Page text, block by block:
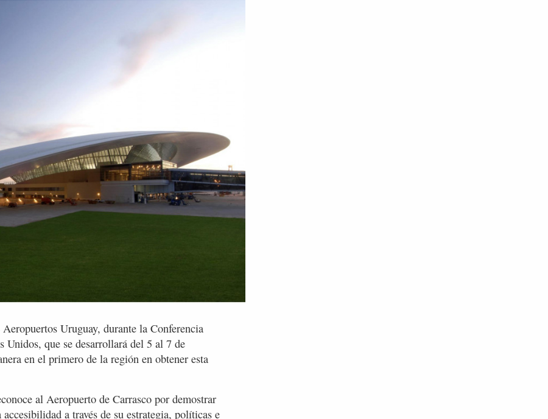
Uruguay, durante la Conferencia
que se desarrollará del 5 al 7 de
en el primero de la región en obtener esta
al Aeropuerto de Carrasco por demostrar
a través de su estrategia, políticas e